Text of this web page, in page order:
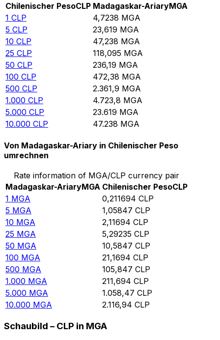
Chilenischer PesoCLP Madagaskar-AriaryMGA
1 CLP 4,7238 MGA
5 CLP 23,619 MGA
10 CLP 47,238 MGA
25 CLP 118,095 MGA
50 CLP 236,19 MGA
100 CLP 472,38 MGA
500 CLP 2.361,9 MGA
1.000 CLP 4.723,8 MGA
5.000 CLP 23.619 MGA
10.000 CLP 47.238 MGA
Von Madagaskar-Ariary in Chilenischer Peso
umrechnen
Rate information of MGA/CLP currency pair
Madagaskar-AriaryMGA Chilenischer PesoCLP
1 MGA 0,211694 CLP
5 MGA 1,05847 CLP
10 MGA 2,11694 CLP
25 MGA 5,29235 CLP
50 MGA 10,5847 CLP
100 MGA 21,1694 CLP
500 MGA 105,847 CLP
1.000 MGA 211,694 CLP
5.000 MGA 1.058,47 CLP
10.000 MGA 2.116,94 CLP
Schaubild – CLP in MGA